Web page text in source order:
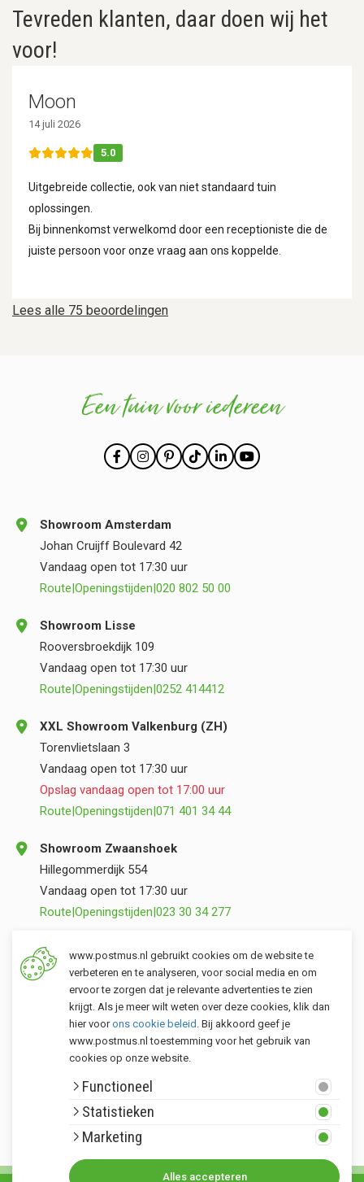
Tevreden klanten, daar doen wij het
voor!
Lees alle 75 beoordelingen
Moon
14 juli 2026
5.0
Uitgebreide collectie, ook van niet standaard tuin
oplossingen.
Bij binnenkomst verwelkomd door een receptioniste die de
juiste persoon voor onze vraag aan ons koppelde.
Een tuin voor iedereen
Klantenservice
Postmus merken
Showroom Amsterdam
Johan Cruijff Boulevard 42
Vandaag open tot 17:30 uur
Route|Openingstijden|020 802 50 00
Showroom Lisse
Rooversbroekdijk 109
Vandaag open tot 17:30 uur
Route|Openingstijden|0252 414412
XXL Showroom Valkenburg (ZH)
Torenvlietslaan 3
Vandaag open tot 17:30 uur
Opslag vandaag open tot 17:00 uur
Route|Openingstijden|071 401 34 44
Showroom Zwaanshoek
Hillegommerdijk 554
Vandaag open tot 17:30 uur
Route|Openingstijden|023 30 34 277
Opslag Valkenburg (ZH)
Torenvlietslaan 3
Vandaag open tot 17:00 uur
Route|Openingstijden |071 401 34 44
www.postmus.nl gebruikt cookies om de website te
verbeteren en te analyseren, voor social media en om
ervoor te zorgen dat je relevante advertenties te zien
krijgt. Als je meer wilt weten over deze cookies, klik dan
hier voorons cookie beleid . Bij akkoord geef je
www.postmus.nl toestemming voor het gebruik van
cookies op onze website.
Functioneel
Statistieken
Marketing
Alles accepteren